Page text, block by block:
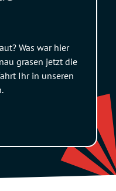
Was war hier
grasen jetzt die
Ihr in unseren